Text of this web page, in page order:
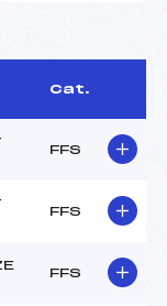
Cat.
FFS
FFS
FFS